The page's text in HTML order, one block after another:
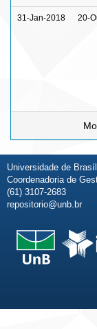
31-Jan-2018 20-
Universidade de
Coordenadoria de
(61) 3107-2683
repositorio@unb.br